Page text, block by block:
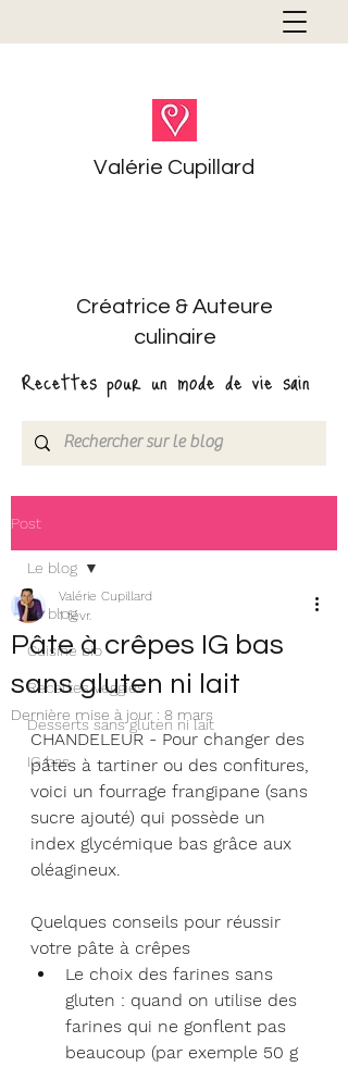
Valérie Cupillard
Créatrice & Auteure
culinaire
Recettes pour un mode de vie sain
Post
Le blog
Cuisine bio
Recettes veggies
Desserts sans gluten ni lait
IG bas
Le blog
Pâte à crêpes IG bas
sans gluten ni lait
Valérie Cupillard
1 févr.
Dernière mise à jour : 8 mars
CHANDELEUR - Pour changer des
pâtes à tartiner ou des confitures,
voici un fourrage frangipane (sans
sucre ajouté) qui possède un
index glycémique bas grâce aux
oléagineux.
Quelques conseils pour réussir
votre pâte à crêpes
Le choix des farines sans
gluten : quand on utilise des
farines qui ne gonflent pas
beaucoup (par exemple 50 g